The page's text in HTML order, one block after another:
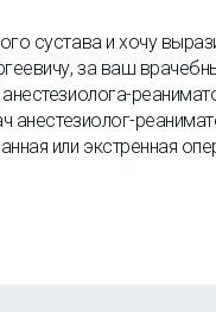
сустава и хочу
за ваш
анестезиолог-
или экстренная
Максим
желаю Вам крепкого